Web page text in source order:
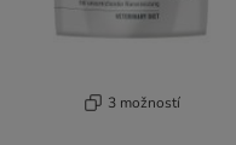
3 možností